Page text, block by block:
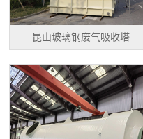
昆山玻璃钢废气吸收塔